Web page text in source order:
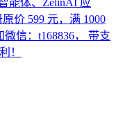
价 599 元，满 1000
信：t168836， 带支
！